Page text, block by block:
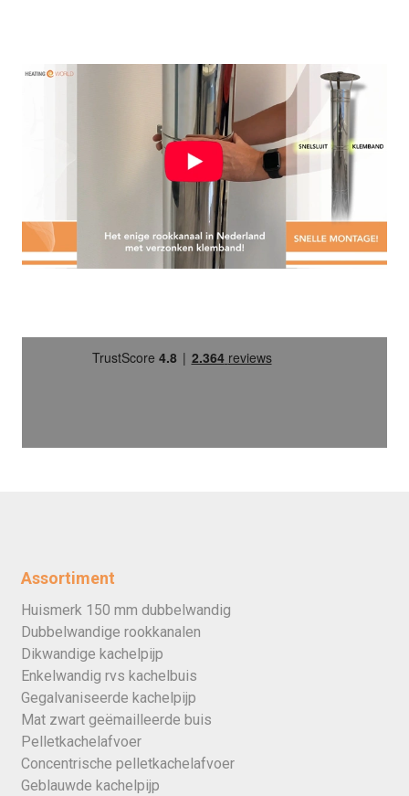
Assortiment
Huismerk 150 mm dubbelwandig
Dubbelwandige rookkanalen
Dikwandige kachelpijp
Enkelwandig rvs kachelbuis
Gegalvaniseerde kachelpijp
Mat zwart geëmailleerde buis
Pelletkachelafvoer
Concentrische pelletkachelafvoer
Geblauwde kachelpijp